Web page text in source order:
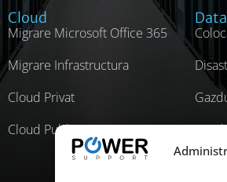
Cloud
Migrare Microsoft Office 365
Migrare Infrastructura
Cloud Privat
Cloud Public